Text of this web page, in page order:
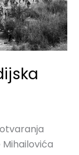
otvaranja
Mihailovića